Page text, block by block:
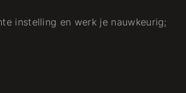
instelling en werk je nauwkeurig;